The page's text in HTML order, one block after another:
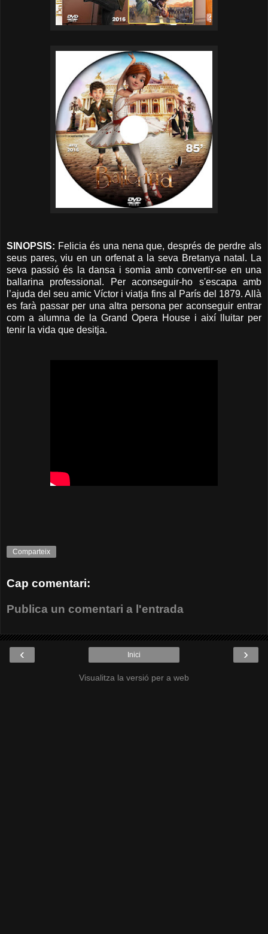
SINOPSIS: Felicia és una nena que, després de perdre als
seus pares, viu en un orfenat a la seva Bretanya natal. La
seva passió és la dansa i somia amb convertir-se en una
ballarina professional. Per aconseguir-ho s'escapa amb
l’ajuda del seu amic Víctor i viatja fins al París del 1879. Allà
es farà passar per una altra persona per aconseguir entrar
com a alumna de la Grand Opera House i així lluitar per
tenir la vida que desitja.
Comparteix
Cap comentari:
Publica un comentari a l'entrada
‹ ›
Inici
Visualitza la versió per a web